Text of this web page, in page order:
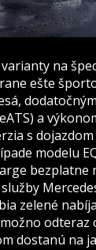
na
ešte
a
s dojazdom
modelu
bezplatne
zelené
odteraz
dostanú na